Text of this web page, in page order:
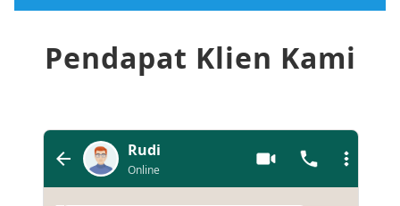
Pendapat Klien Kami
Rudi
Online